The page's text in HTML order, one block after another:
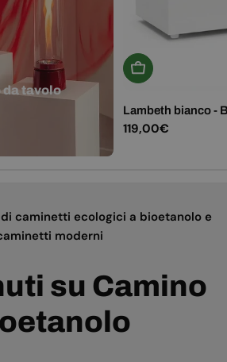
da tavolo
Aggiungi Al
Lambeth bianco -
Prezzo
119,00€
caminetti ecologici a bioetanolo e
moderni
su Camino